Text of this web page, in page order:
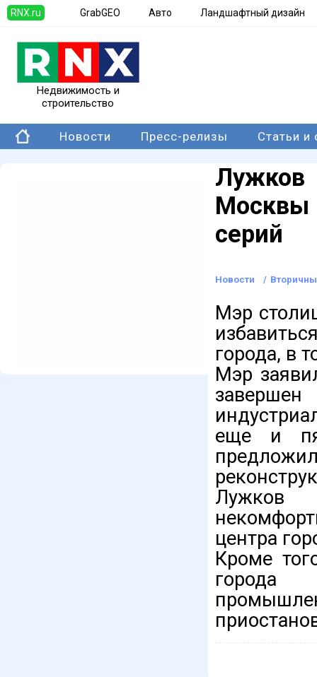
RNX.ru GrabGEO Авто Ландшафтный дизайн
Недвижимость и
строительство
Новости Пресс-релизы Статьи и
Лужков
Москвы
серий
Новости /
Мэр
города, в
Мэр
еще и
Лужков
центра
Кроме